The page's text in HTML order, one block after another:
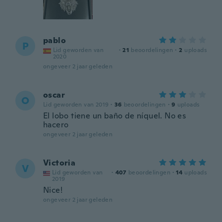
P pablo
Lid geworden van
2020
· 21 beoordelingen · 2 uploads
ongeveer 2 jaar geleden
O oscar
Lid geworden van 2019 · 36 beoordelingen · 9 uploads
El lobo tiene un baño de níquel. No es
hacero
ongeveer 2 jaar geleden
V Victoria
Lid geworden van
2019
· 407 beoordelingen · 14 uploads
Nice!
ongeveer 2 jaar geleden